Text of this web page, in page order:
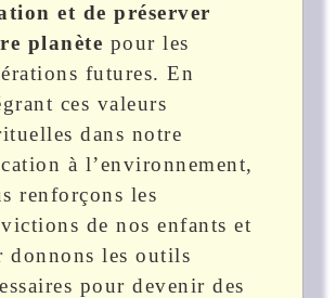
et de préserver
planète pour les
futures. En
ces valeurs
dans notre
à l’environnement,
renforçons les
de nos enfants et
donnons les outils
pour devenir des